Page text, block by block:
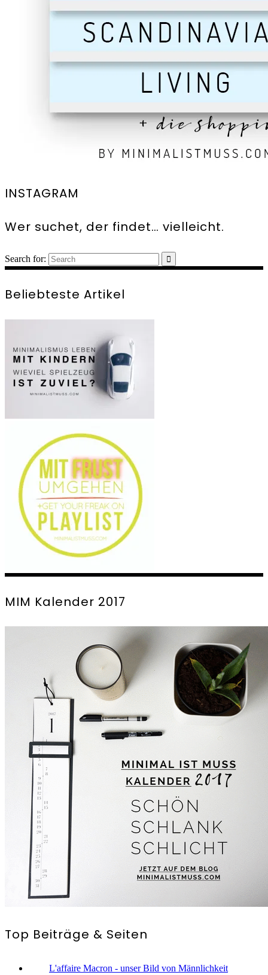
INSTAGRAM
Wer suchet, der findet… vielleicht.
Search for:
Beliebteste Artikel
MIM Kalender 2017
Top Beiträge & Seiten
L'affaire Macron - unser Bild von Männlichkeit